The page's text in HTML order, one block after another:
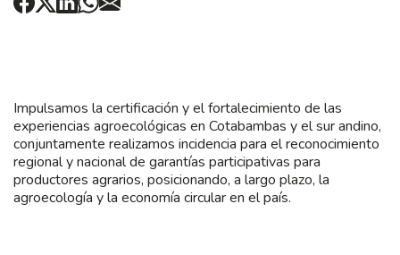
Impulsamos la certificación y el fortalecimiento de las
experiencias agroecológicas en Cotabambas y el sur andino,
conjuntamente realizamos incidencia para el reconocimiento
regional y nacional de garantías participativas para
productores agrarios, posicionando, a largo plazo, la
agroecología y la economía circular en el país.